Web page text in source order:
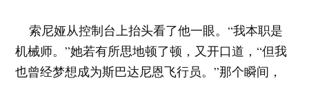
索尼娅从控制台上抬头看了他一眼。“我本职是
机械师。”她若有所思地顿了顿，又开口道，“但我
也曾经梦想成为斯巴达尼恩飞行员。”那个瞬间，